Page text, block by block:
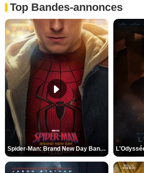
Top Bandes-annonces
Spider-Man: Brand New Day Bande-annonce VO STFR